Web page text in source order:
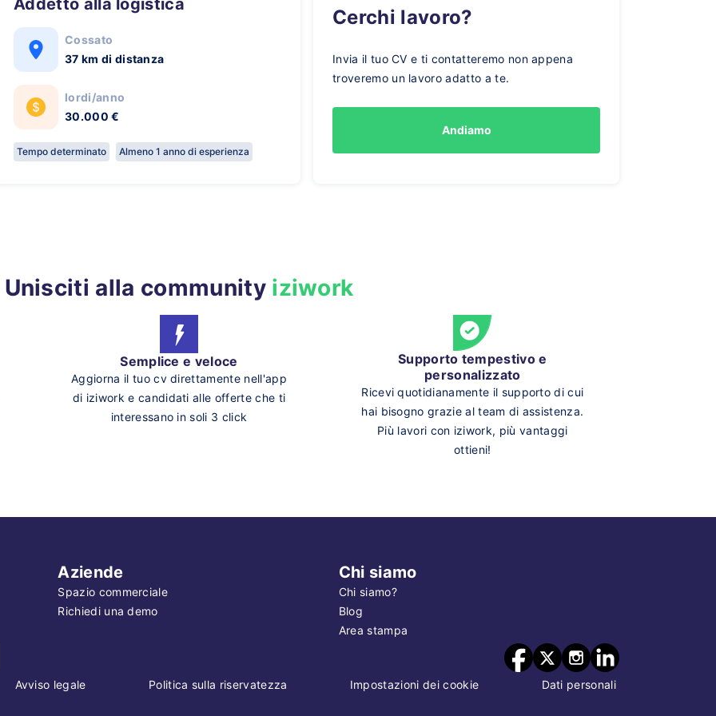
Addetto alla logistica
Cossato
37 km di distanza
lordi/anno
30.000 €
Tempo determinato Almeno 1 anno di esperienza
Cerchi lavoro?
Invia il tuo CV e ti contatteremo non appena
troveremo un lavoro adatto a te.
Andiamo
Unisciti alla community iziwork
Semplice e veloce
Aggiorna il tuo cv direttamente nell'app
di iziwork e candidati alle offerte che ti
interessano in soli 3 click
Supporto tempestivo e
personalizzato
Ricevi quotidianamente il supporto di cui
hai bisogno grazie al team di assistenza.
Più lavori con iziwork, più vantaggi
ottieni!
Aziende
Spazio commerciale
Richiedi una demo
Chi siamo
Chi siamo?
Blog
Area stampa
Avviso legale Politica sulla riservatezza Impostazioni dei cookie Dati personali